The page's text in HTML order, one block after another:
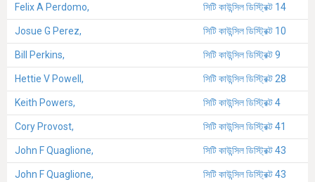
Felix A Perdomo, সিটি কাউন্সিল ডিস্ট্রিক্ট 14
Josue G Perez, সিটি কাউন্সিল ডিস্ট্রিক্ট 10
Bill Perkins, সিটি কাউন্সিল ডিস্ট্রিক্ট 9
Hettie V Powell, সিটি কাউন্সিল ডিস্ট্রিক্ট 28
Keith Powers, সিটি কাউন্সিল ডিস্ট্রিক্ট 4
Cory Provost, সিটি কাউন্সিল ডিস্ট্রিক্ট 41
John F Quaglione, সিটি কাউন্সিল ডিস্ট্রিক্ট 43
John F Quaglione, সিটি কাউন্সিল ডিস্ট্রিক্ট 43